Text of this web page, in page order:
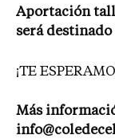
Aportación
será
¡TE
Más